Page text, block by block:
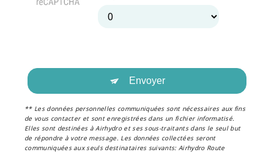
Envoyer
** Les données personnelles communiquées sont nécessaires aux fins
de vous contacter et sont enregistrées dans un fichier informatisé.
Elles sont destinées à Airhydro et ses sous-traitants dans le seul but
de répondre à votre message. Les données collectées seront
communiquées aux seuls destinataires suivants: Airhydro Route